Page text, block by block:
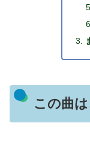
この曲